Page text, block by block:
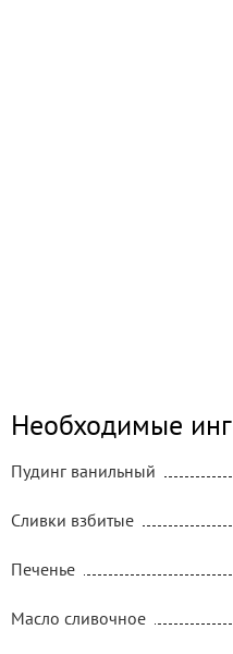
Необходимые
Пудинг ванильный
Сливки взбитые
Печенье
Масло сливочное